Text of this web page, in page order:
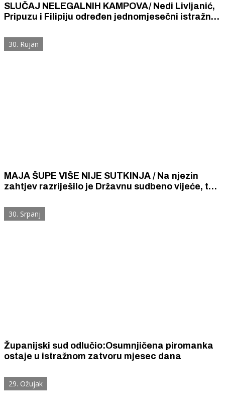
SLUČAJ NELEGALNIH KAMPOVA/ Nedi Livljanić,
Pripuzu i Filipiju određen jednomjesečni istražni
30. Rujan
MAJA ŠUPE VIŠE NIJE SUTKINJA / Na njezin
zahtjev razriješilo je Državnu sudbeno vijeće, to
30. Srpanj
Županijski sud odlučio:Osumnjičena piromanka
ostaje u istražnom zatvoru mjesec dana
29. Ožujak